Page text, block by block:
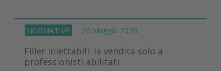
NORMATIVE 20 Maggio 2026
Filler iniettabili: la vendita solo a
professionisti abilitati